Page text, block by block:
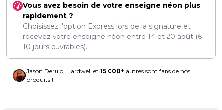
Vous avez besoin de votre enseigne néon plus
rapidement ?
Choisissez l'option Express lors de la signature et
recevez votre enseigne néon entre 14 et 20 août (6-
10 jours ouvrables).
Jason Derulo, Hardwell et 15 000+ autres sont fans de nos
produits !